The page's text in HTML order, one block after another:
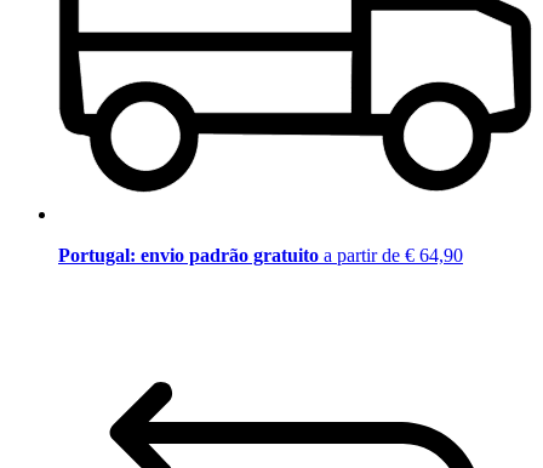
Portugal: envio padrão gratuito a partir de € 64,90